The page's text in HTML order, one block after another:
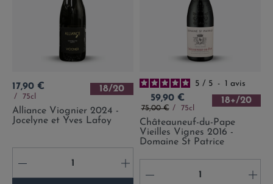
Prix
17,90 €
75cl
18/20
Alliance Viognier 2024 -
Jocelyne et Yves Lafoy
- +
5 / 5 - 1 avis
Prix
59,90 €
Prix de base
75,00 € 75cl
18+/20
Châteauneuf-du-Pape
Vieilles Vignes 2016 -
Domaine St Patrice
- +